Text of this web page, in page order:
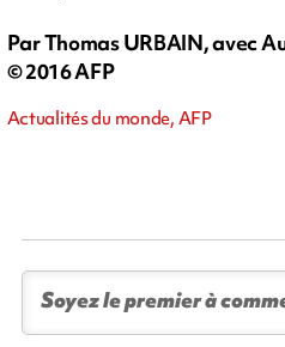
Par Thomas URBAIN, avec
© 2016 AFP
Actualités du monde, AFP